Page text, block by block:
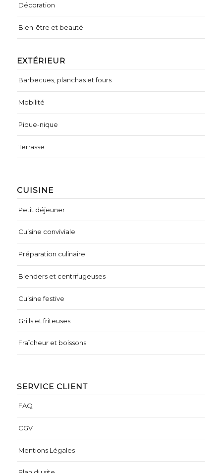
CUISINE
Petit déjeuner
Cuisine conviviale
Préparation culinaire
Blenders et centrifugeuses
Cuisine festive
Grills et friteuses
Fraîcheur et boissons
Décoration
Bien-être et beauté
EXTÉRIEUR
Barbecues, planchas et fours
Mobilité
Pique-nique
Terrasse
SERVICE CLIENT
FAQ
CGV
Mentions Légales